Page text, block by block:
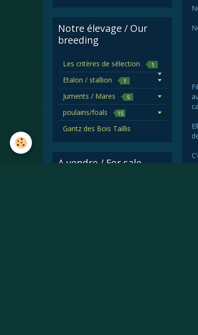
Notre élevage / Our
breeding
Les critères de sélection 1
Etalon / stallion 1
Juments / Mares 5
poulains/foals 15
Gantz des Bois Taillis
A vendre / For sale